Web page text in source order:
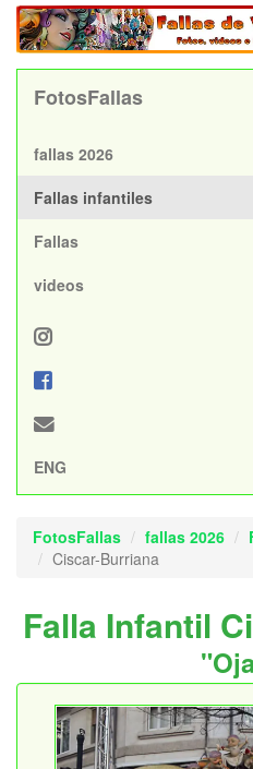
FotosFallas
fallas 2026
Fallas infantiles
Fallas
videos
ENG
FotosFallas fallas 2026
Ciscar-Burriana
Falla Infantil